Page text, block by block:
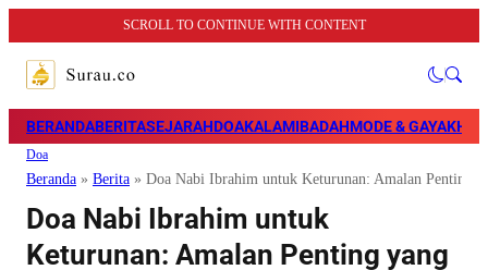
SCROLL TO CONTINUE WITH CONTENT
BERANDABERITASEJARAHDOAKALAMIBADAHMODE & GAYA
Doa
Beranda » Berita » Doa Nabi Ibrahim untuk Keturunan: Amalan Penting
Doa Nabi Ibrahim untuk
Keturunan: Amalan Penting yang